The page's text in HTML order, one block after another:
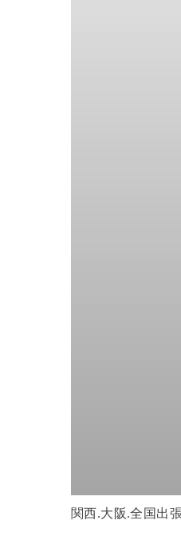
関西.大阪.全国出